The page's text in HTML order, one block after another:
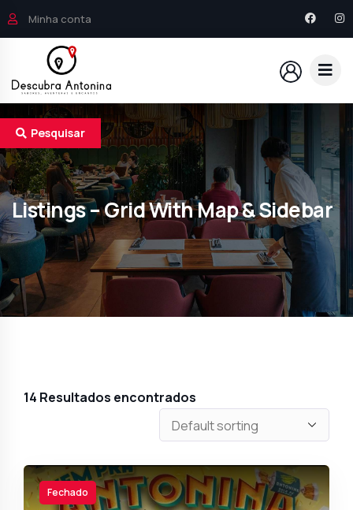
Minha conta
Listings – Grid With Map & Sidebar
Pesquisar
14 Resultados encontrados
Fechado